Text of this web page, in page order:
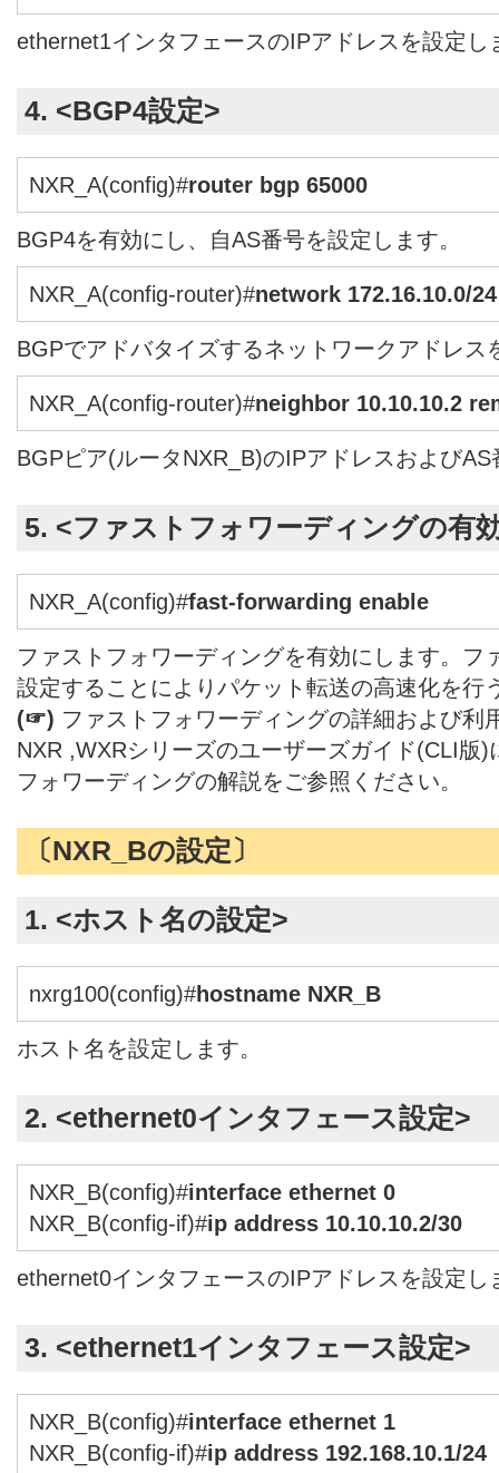
ethernet1インタフェースのIPアドレスを設定し
4. <BGP4設定>
NXR_A(config)#router bgp 65000
BGP4を有効にし、自AS番号を設定します。
NXR_A(config-router)#network 172.16.10.0/24
BGPでアドバタイズするネットワークアドレス
NXR_A(config-router)#neighbor 10.10.10.2
BGPピア(ルータNXR_B)のIPアドレスおよび
5. <ファストフォワーディングの有
NXR_A(config)#fast-forwarding enable
ファストフォワーディングを有効にします。フ
設定することによりパケット転送の高速化を行
(☞) ファストフォワーディングの詳細および利
NXR ,WXRシリーズのユーザーズガイド(CLI版
フォワーディングの解説をご参照ください。
〔NXR_Bの設定〕
1. <ホスト名の設定>
nxrg100(config)#hostname NXR_B
ホスト名を設定します。
2. <ethernet0インタフェース設定>
NXR_B(config)#interface ethernet 0
NXR_B(config-if)#ip address 10.10.10.2/30
ethernet0インタフェースのIPアドレスを設定し
3. <ethernet1インタフェース設定>
NXR_B(config)#interface ethernet 1
NXR_B(config-if)#ip address 192.168.10.1/24